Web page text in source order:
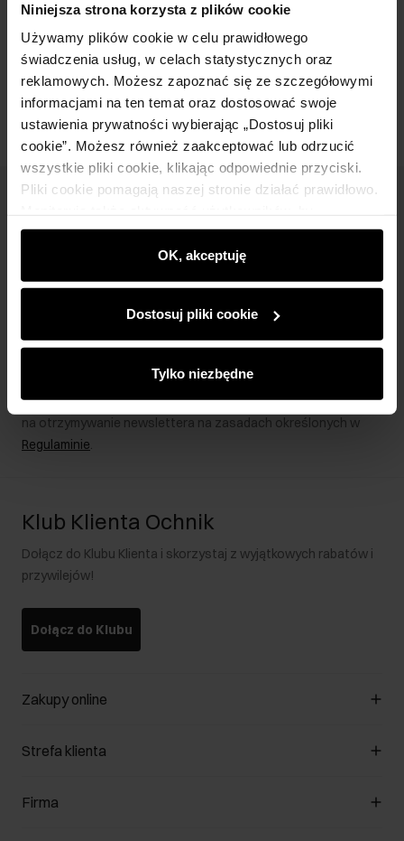
Niniejsza strona korzysta z plików cookie
Używamy plików cookie w celu prawidłowego
świadczenia usług, w celach statystycznych oraz
reklamowych. Możesz zapoznać się ze szczegółowymi
informacjami na ten temat oraz dostosować swoje
ustawienia prywatności wybierając „Dostosuj pliki
cookie”. Możesz również zaakceptować lub odrzucić
wszystkie pliki cookie, klikając odpowiednie przyciski.
Pliki cookie pomagają naszej stronie działać prawidłowo.
wyświetlać im dopasowane do ich preferencji treści,
rekomendacje oraz komunikaty reklamowe informujące o
najnowszych promocjach w e-sklepie. Informacje o tym,
partnerom społecznościowym, reklamowym i
analitycznym. Partnerzy mogą połączyć te informacje z
podczas korzystania z ich usług.
OK, akceptuję
Dostosuj pliki cookie
Tylko niezbędne
Skład
Opinie
Wprowadzając i zatwierdzając swoje dane wyrażasz zgodę
na otrzymywanie newslettera na zasadach określonych w
Regulaminie.
Klub Klienta Ochnik
Dołącz do Klubu Klienta i skorzystaj z wyjątkowych rabatów i
przywilejów!
Dołącz do Klubu
Zakupy online
Zarządzaj cookies
Formy płatności
Strefa klienta
Klub Klienta
Firma